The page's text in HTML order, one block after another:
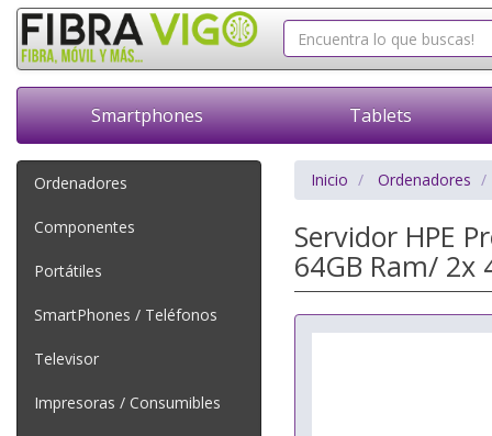
Smartphones Tablets
Ordenadores
Componentes
Portátiles
SmartPhones / Teléfonos
Televisor
Impresoras / Consumibles
Inicio Ordenadores
Servidor HPE
64GB Ram/ 2x